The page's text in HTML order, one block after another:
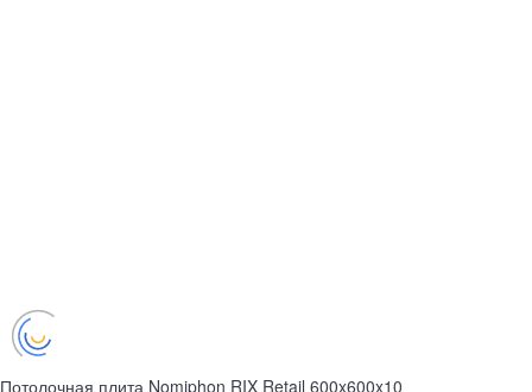
Потолочная плита Nomiphon RIX Retail 600x600x10